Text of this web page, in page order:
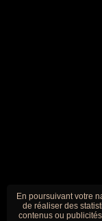
En poursuivant votre
de réaliser des
contenus ou